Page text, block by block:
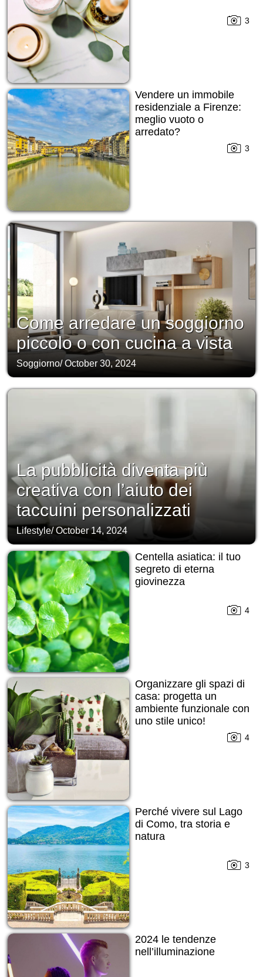
3
Vendere un immobile
residenziale a Firenze:
meglio vuoto o
arredato?
3
Come arredare un soggiorno
piccolo o con cucina a vista
Soggiorno/October 30, 2024
La pubblicità diventa più
creativa con l’aiuto dei
taccuini personalizzati
Lifestyle/October 14, 2024
Centella asiatica: il tuo
segreto di eterna
giovinezza
4
Organizzare gli spazi di
casa: progetta un
ambiente funzionale con
uno stile unico!
4
Perché vivere sul Lago
di Como, tra storia e
natura
3
2024 le tendenze
nell’illuminazione